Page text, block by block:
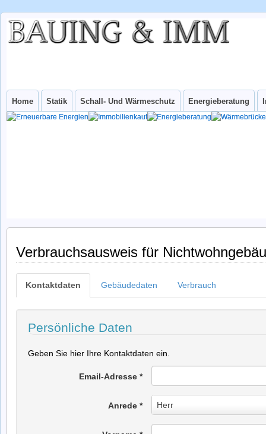
BAUING &
INGenieurbüro
IHR INGENIEURBÜRO FÜR WUPPERTAL UND NRW
Home Statik Schall- Und Wärmeschutz Energieberatung
Verbrauchsausweis für
Kontaktdaten Gebäudedaten Verbrauch
Persönliche Daten
Geben Sie hier Ihre Kontaktdaten ein.
Email-Adresse*
Anrede* Herr
Anrede
*